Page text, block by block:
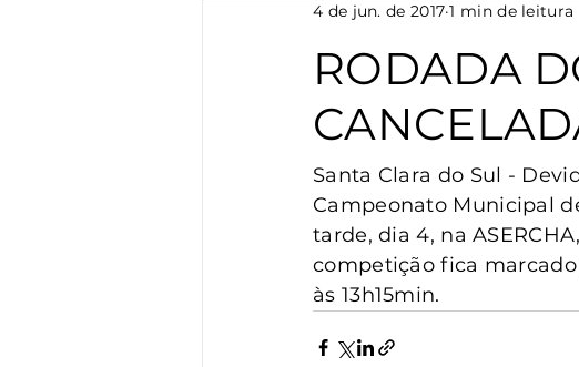
Assistência Social Geral Meio
Agricultura Trânsito Habitação
Vigilância Turismo Santa
RODADA
4 de jun. de 2017 1 min de leitura
Santa Clara do Sul -
Campeonato Municipal
tarde, dia 4, na
competição fica
às 13h15min.